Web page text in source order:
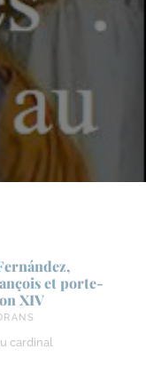
et porte-​
XIV
cardinal